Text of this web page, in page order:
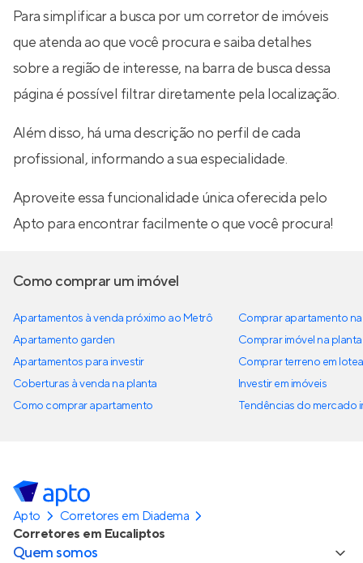
Para simplificar a busca por um corretor de imóveis
que atenda ao que você procura e saiba detalhes
sobre a região de interesse, na barra de busca dessa
página é possível filtrar diretamente pela localização.
Além disso, há uma descrição no perfil de cada
profissional, informando a sua especialidade.
Aproveite essa funcionalidade única oferecida pelo
Apto para encontrar facilmente o que você procura!
Como comprar um imóvel
Apartamentos à venda próximo ao Metrô
Apartamento garden
Apartamentos para investir
Coberturas à venda na planta
Como comprar apartamento
Comprar apartamento
Comprar imóvel na planta
Comprar terreno em
Investir em imóveis
Tendências do mercado
Apto
Corretores em Diadema
Corretores em Eucaliptos
Quem somos